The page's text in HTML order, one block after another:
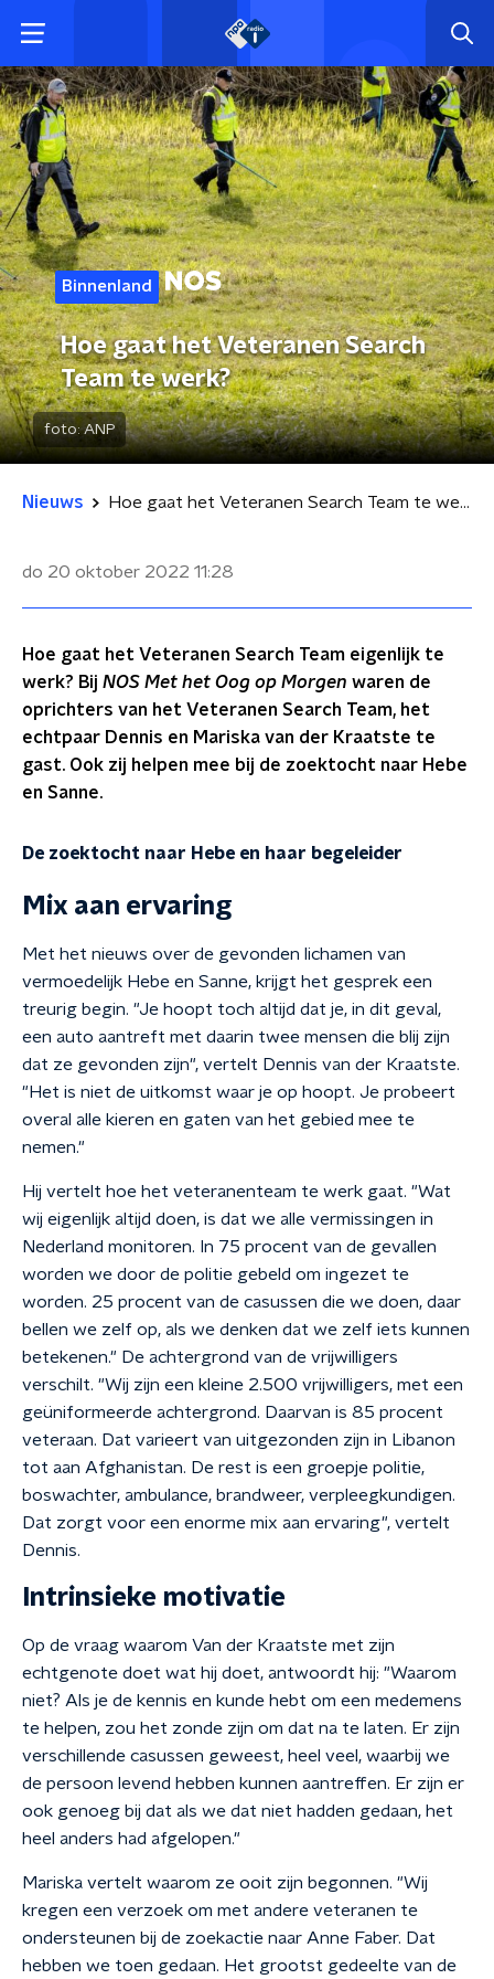
Binnenland
Hoe gaat het Veteranen Search
Team te werk?
foto:ANP
Nieuws Hoe gaat het Veteranen Search Team te werk?
do 20 oktober 2022 11:28
Hoe gaat het Veteranen Search Team eigenlijk te
werk? Bij NOS Met het Oog op Morgen waren de
oprichters van het Veteranen Search Team, het
echtpaar Dennis en Mariska van der Kraatste te
gast. Ook zij helpen mee bij de zoektocht naar Hebe
en Sanne.
De zoektocht naar Hebe en haar begeleider
Mix aan ervaring
Met het nieuws over de gevonden lichamen van
vermoedelijk Hebe en Sanne, krijgt het gesprek een
treurig begin. "Je hoopt toch altijd dat je, in dit geval,
een auto aantreft met daarin twee mensen die blij zijn
dat ze gevonden zijn", vertelt Dennis van der Kraatste.
"Het is niet de uitkomst waar je op hoopt. Je probeert
overal alle kieren en gaten van het gebied mee te
nemen."
Hij vertelt hoe het veteranenteam te werk gaat. "Wat
wij eigenlijk altijd doen, is dat we alle vermissingen in
Nederland monitoren. In 75 procent van de gevallen
worden we door de politie gebeld om ingezet te
worden. 25 procent van de casussen die we doen, daar
bellen we zelf op, als we denken dat we zelf iets kunnen
betekenen." De achtergrond van de vrijwilligers
verschilt. "Wij zijn een kleine 2.500 vrijwilligers, met een
geüniformeerde achtergrond. Daarvan is 85 procent
veteraan. Dat varieert van uitgezonden zijn in Libanon
tot aan Afghanistan. De rest is een groepje politie,
boswachter, ambulance, brandweer, verpleegkundigen.
Dat zorgt voor een enorme mix aan ervaring", vertelt
Dennis.
Intrinsieke motivatie
Op de vraag waarom Van der Kraatste met zijn
echtgenote doet wat hij doet, antwoordt hij: "Waarom
niet? Als je de kennis en kunde hebt om een medemens
te helpen, zou het zonde zijn om dat na te laten. Er zijn
verschillende casussen geweest, heel veel, waarbij we
de persoon levend hebben kunnen aantreffen. Er zijn er
ook genoeg bij dat als we dat niet hadden gedaan, het
heel anders had afgelopen."
Mariska vertelt waarom ze ooit zijn begonnen. "Wij
kregen een verzoek om met andere veteranen te
ondersteunen bij de zoekactie naar Anne Faber. Dat
hebben we toen gedaan. Het grootst gedeelte van de